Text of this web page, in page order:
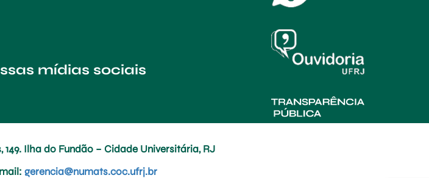
mídias sociais
Ilha do Fundão – Cidade Universitária, RJ
: gerencia@numats.coc.ufrj.br